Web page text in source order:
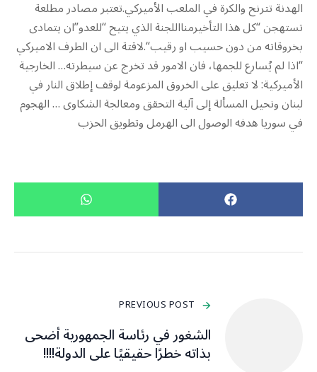
الهدنة تترنح والكرة في الملعب الأميركي.تعتبر مصادر مطلعة
تستهجن “كل هذا التأخيرمنااللجنة الذي يتيح “للعدو”ان يتمادى
بخروقاته من دون حسيب او رقيب“.لاقتة الى ان الطرف الاميركي
“اذا لم يُسارع للجمها، فان الامور قد تخرج عن سيطرته… الخارجية
الأميركية: لا تعليق على الخروق المزعومة لوقف إطلاق النار في
لبنان ونحيل المسألة إلى آلية التحقق ومعالجة الشكاوى … الهجوم
في سوريا هدفه الوصول الى الهرمل وتطويق الحزب
PREVIOUS POST
الشغور في رئاسة الجمهورية أضحى
بذاته خطرًا حقيقيًا على الدولة!!!!